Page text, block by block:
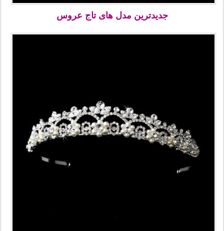
جدیدترین مدل های تاج عروس